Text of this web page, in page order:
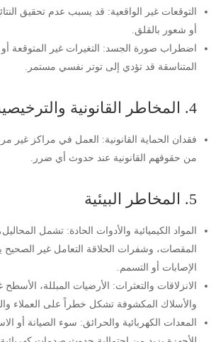
التوقعات غير الواقعية: قد يسبب عدم تحقيق
أو شعور بالقلق.
اضطراب صورة الجسد: التغيرات غير المتوقعة أو
المتناسقة قد تؤدي إلى توتر نفسي مستمر.
4. المخاطر القانونية والترخيصية
فقدان الحماية القانونية: العمل في مراكز غير
من حقوقهم القانونية عند حدوث أي ضرر.
5. المخاطر البيئية
المواد الكيميائية والأدوات الحادة: تشمل المحاليل،
المقصات، وشفرات الحلاقة التعامل غير الصحيح
الإصابات أو التسمم.
الانزلاقات والتعثرات: الأرضيات المبللة، الأسطح
والأسلاك المكشوفة تشكل خطراً على العملاء
المعدات الكهربائية والحرائق: سوء الصيانة أو